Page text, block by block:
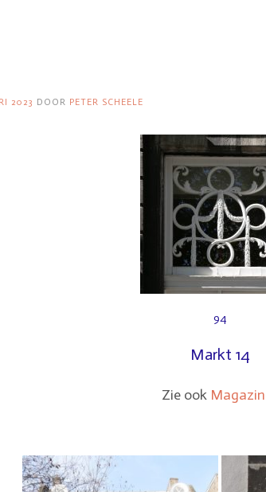
2023 DOOR PETER SCHEELE
94
Markt 14
Zie ook